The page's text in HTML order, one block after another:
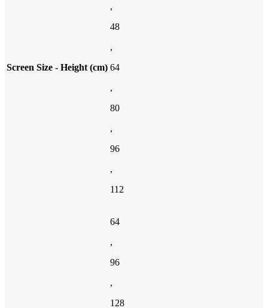
Screen Size - Height (cm)
,
48
,
64
,
80
,
96
,
112
64
,
96
,
128